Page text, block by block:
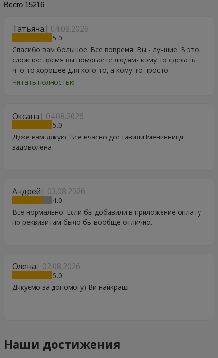
Всего 15216
Татьяна 04.08.2026
5
Спасибо вам большое. Все вовремя. Вы - лучшие. В это
сложное время вы помогаете людям- кому то сделать
что то хорошее для кого то, а кому то просто
порадоваться цветам, подарку, тортику, поздравлению.
Читать полностью
Оксана 04.08.2026
5
Дуже вам дякую. Все вчасно доставили.Іменинниця
задоволена
Андрей 03.08.2026
4
Всё нормально. Если бы добавили в приложение оплату
по реквизитам было бы вообще отлично.
Олена 02.08.2026
5
Дякуємо за допомогу) Ви найкращі
Наши достижения